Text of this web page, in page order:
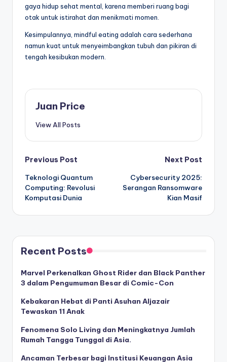
gaya hidup sehat mental, karena memberi ruang bagi
otak untuk istirahat dan menikmati momen.
Kesimpulannya, mindful eating adalah cara sederhana
namun kuat untuk menyeimbangkan tubuh dan pikiran di
tengah kesibukan modern.
Juan Price
View All Posts
Post
navigation
Previous Post
Teknologi Quantum
Computing: Revolusi
Komputasi Dunia
Next Post
Cybersecurity 2025:
Serangan Ransomware
Kian Masif
Recent Posts
Marvel Perkenalkan Ghost Rider dan Black Panther
3 dalam Pengumuman Besar di Comic-Con
Kebakaran Hebat di Panti Asuhan Aljazair
Tewaskan 11 Anak
Fenomena Solo Living dan Meningkatnya Jumlah
Rumah Tangga Tunggal di Asia.
Ancaman Terbesar bagi Institusi Keuangan Asia